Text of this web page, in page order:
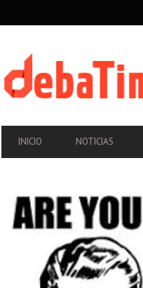
NAVIGATION
PRIMARY
NAVIGATION
INICIO NOTICIAS